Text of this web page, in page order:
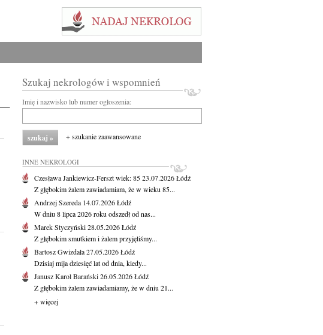
Szukaj nekrologów i wspomnień
Imię i nazwisko lub numer ogłoszenia:
+ szukanie zaawansowane
INNE NEKROLOGI
Czesława Jankiewicz-Fersztwiek: 8523.07.2026Łódź
Z głębokim żalem zawiadamiam, że w wieku 85...
Andrzej Szereda 14.07.2026Łódź
W dniu 8 lipca 2026 roku odszedł od nas...
Marek Styczyński28.05.2026Łódź
Z głębokim smutkiem i żalem przyjęliśmy...
Bartosz Gwizdała27.05.2026Łódź
Dzisiaj mija dziesięć lat od dnia, kiedy...
Janusz Karol Barański26.05.2026Łódź
Z głębokim żalem zawiadamiamy, że w dniu 21...
+ więcej